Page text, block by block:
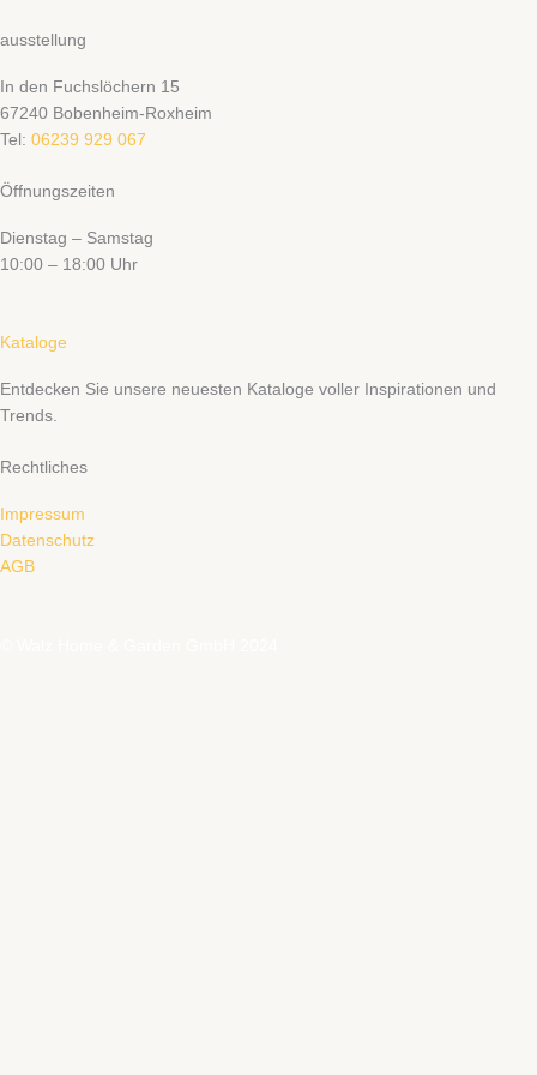
ausstellung
In den Fuchslöchern 15
67240 Bobenheim-Roxheim
Tel: 06239 929 067
Öffnungszeiten
Dienstag – Samstag
10:00 – 18:00 Uhr
Kataloge
Entdecken Sie unsere neuesten Kataloge voller Inspirationen und
Trends.
Rechtliches
Impressum
Datenschutz
AGB